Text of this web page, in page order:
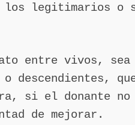
los legitimarios o
entre vivos,
descendientes,
si el donante no
de mejorar.